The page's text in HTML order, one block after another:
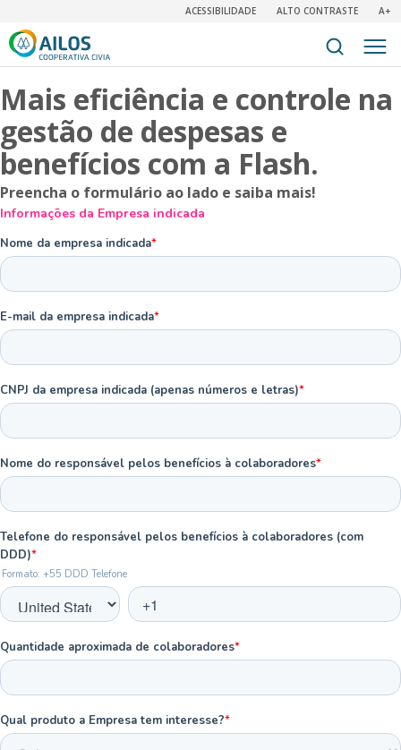
ACESSIBILIDADE ALTO CONTRASTE A+
Mais eficiência e controle na
gestão de despesas e
benefícios com a Flash.
Preencha o formulário ao lado e saiba mais!